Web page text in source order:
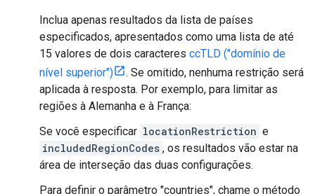
Inclua apenas resultados da lista de países
especificados, apresentados como uma lista de até
15 valores de dois caracteres ccTLD ("domínio de
nível superior")
. Se omitido, nenhuma restrição será
aplicada à resposta. Por exemplo, para limitar as
regiões à Alemanha e à França:
Se você especificar locationRestriction e
includedRegionCodes , os resultados vão estar na
área de interseção das duas configurações.
Para definir o parâmetro "countries", chame o método